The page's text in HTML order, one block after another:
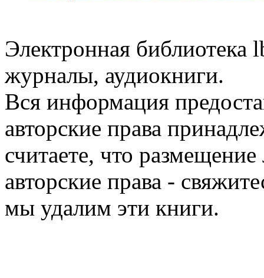
Электронная библиотека
журналы, аудиокниги.
Вся информация
авторские права
считаете, что
авторские права -
мы удалим эти книги.